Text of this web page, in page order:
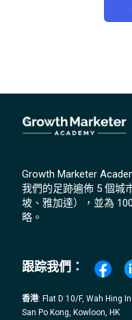
Growth Marketer
我們的足跡遍佈 5 個城
坡、雅加達），並為
略。
跟踪我們：
香港: Flat D 10/F, Wah Hing
San Po Kong, Kowloon, HK